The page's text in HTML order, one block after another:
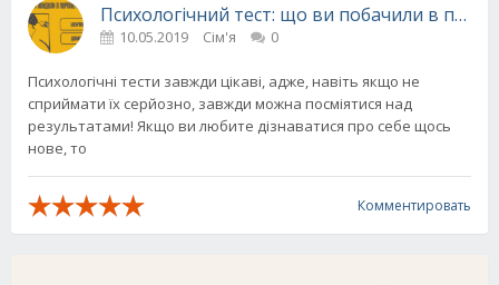
Психологічний тест: що ви побачили в
10.05.2019 Сім'я 0
Психологічні тести завжди цікаві, адже, навіть якщо не
сприймати їх серйозно, завжди можна посміятися над
результатами! Якщо ви любите дізнаватися про себе щось
нове, то
Комментировать